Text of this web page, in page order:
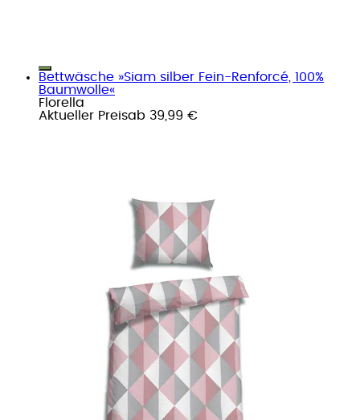
Bettwäsche »Siam silber Fein-Renforcé, 100%
Baumwolle«
Florella
Aktueller Preisab 39,99 €